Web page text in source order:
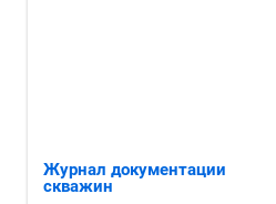
Журнал документации
скважин